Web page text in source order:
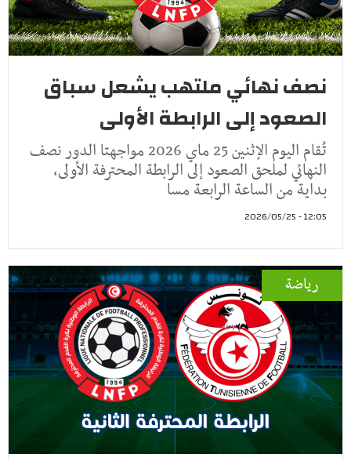
نصف نهائي ملتهب يشعل سباق
الصعود إلى الرابطة الأولى
تُقام اليوم الإثنين 25 ماي 2026 مواجهتا الدور نصف
النهائي لملحق الصعود إلى الرابطة المحترفة الأولى،
بداية من الساعة الرابعة مسا
12:05 - 2026/05/25
رياضة